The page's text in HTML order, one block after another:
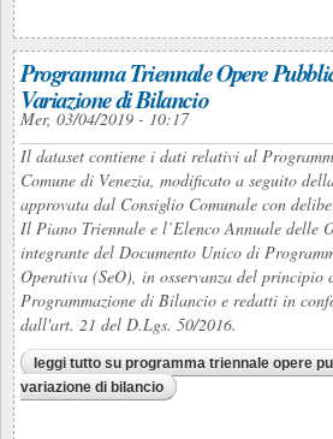
Programma Triennale Opere
Variazione di Bilancio
Mer, 03/04/2019 - 10:17
Il dataset contiene i dati relativi al
Comune di Venezia, modificato a seguito
approvata dal Consiglio Comunale con
Il Piano Triennale e l’Elenco Annuale delle
integrante del Documento Unico di
Operativa (SeO), in osservanza del principio
Programmazione di Bilancio e redatti in
dall'art. 21 del D.Lgs. 50/2016.
leggi tutto su programma triennale opere
variazione di bilancio